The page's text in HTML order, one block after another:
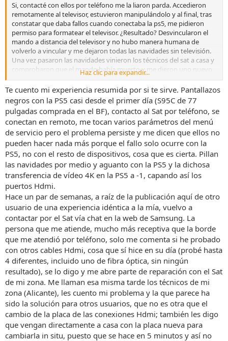
Si, contacté con ellos por teléfono me la liaron parda. Accedieron
remotamente al televisor, estuvieron manipulándolo y al final, tras
constatar que daba fallos cuando conectaba la ps5, me pidieron
permiso para formatear el televisor. ¿Resultado? Desvincularon el
mando a distancia del televisor y no hubo manera humana de
volverlo a vincular y me dejaron todas las navidades sin televisión.
Una vez pasaron las navidades vinieron los técnicos del sat a casa y
comprobaron que el mando había muerto y me dieron uno nuevo.
Y con respecto al problema de los parpadeos al enchufar la ps5 me
dijo uno de ellos que eso no tenía solución, que pusiera la salida
video 4k en menos uno (-1) y que seguramente el tema se
solucionaría en el futuro vía parche de actualización de la televisión.
Como el SAT lo tengo relativamente cerca de mi casa, la semana
pasada me pasé en persona y les comenté lo que aquí habláis y la
solución que os han dado y me dijeron que a ellos no les constaba
nada de ello, que Samsung protocoliza todas las incidencias a nivel
de Europa y que no me creyera todo lo que leo en foros. Para mear
y no echar ni gota. Pero vamos, pienso seguir insistiendo, no me
pillo una televisión premium para andar así, pero si que es cierto
que me arrepiento haber pillado este modelo, no me ha dado más
que problemas.
Haz clic para expandir...
Te cuento mi experiencia resumida por si te sirve. Pantallazos
negros con la PS5 casi desde el primer día (S95C de 77
pulgadas comprada en el BF), contacto al Sat por teléfono, se
conectan en remoto, me tocan varios parámetros del menú
de servicio pero el problema persiste y me dicen que ellos no
pueden hacer nada más porque el fallo solo ocurre con la
PS5, no con el resto de dispositivos, cosa que es cierta. Pillan
las navidades por medio y aguanto con la PS5 y la dichosa
transferencia de vídeo 4K en la PS5 a -1, capando así los
puertos Hdmi.
Hace un par de semanas, a raíz de la publicación aquí de otro
usuario de una experiencia idéntica a la mía, vuelvo a
contactar por el Sat vía chat en la web de Samsung. La
persona que me atiende, mucho más receptiva que la borde
que me atendió por teléfono, solo me comenta si he probado
con otros cables Hdmi, cosa que sí hice en su día (probé hasta
4 diferentes, incluido uno de fibra óptica, sin ningún
resultado), se lo digo y me abre parte de reparación con el Sat
de mi zona. Me llaman esa misma tarde los técnicos de mi
zona (Alicante), les cuento mi problema y la que parece ha
sido la solución para otros usuarios, que no es otra que el
cambio de la placa de las conexiones Hdmi; también les digo
que vengan directamente a casa con la placa nueva para
cambiarla in situ, puesto que se hace en 5 minutos y así no